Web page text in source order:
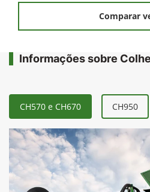
Comparar
Informações sobre
CH570 e CH670 CH950